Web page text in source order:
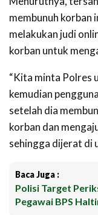
membunuh korban
melakukan judi
korban untuk
“Kita minta Polres
kemudian
setelah dia
korban dan
sehingga dijerat di
Baca Juga :
Polisi Target
Pegawai BPS